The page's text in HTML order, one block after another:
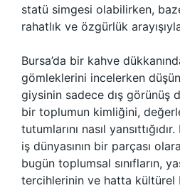
statü simgesi olabilirken,
rahatlık ve özgürlük
Bursa’da bir kahve
gömleklerini incelerken
giysinin sadece dış görünüş
bir toplumun kimliğini,
tutumlarını nasıl
iş dünyasının bir parçası
bugün toplumsal sınıfların,
tercihlerinin ve hatta kültürel